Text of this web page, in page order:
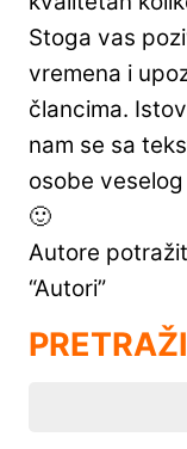
Stoga vas
vremena i
člancima.
nam se sa
osobe
🙂
Autore
“Autori”